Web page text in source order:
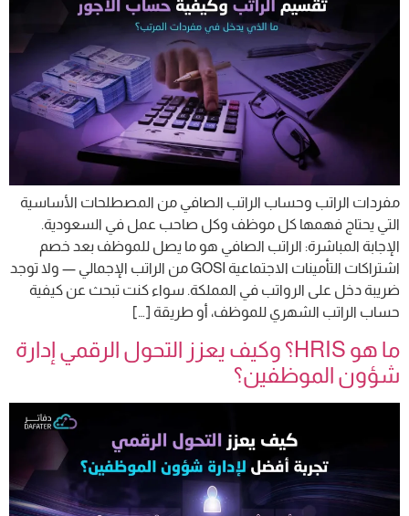
مفردات الراتب وحساب الراتب الصافي من المصطلحات الأساسية
التي يحتاج فهمها كل موظف وكل صاحب عمل في السعودية.
الإجابة المباشرة: الراتب الصافي هو ما يصل للموظف بعد خصم
اشتراكات التأمينات الاجتماعية GOSI من الراتب الإجمالي — ولا توجد
ضريبة دخل على الرواتب في المملكة. سواء كنت تبحث عن كيفية
حساب الراتب الشهري للموظف، أو طريقة […]
ما هو HRIS؟ وكيف يعزز التحول الرقمي إدارة
شؤون الموظفين؟